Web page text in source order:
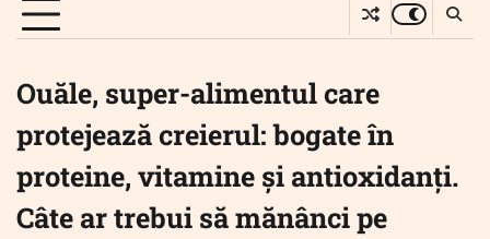
Ouăle, super-alimentul care
protejează creierul: bogate în
proteine, vitamine și antioxidanți.
Câte ar trebui să mănânci pe